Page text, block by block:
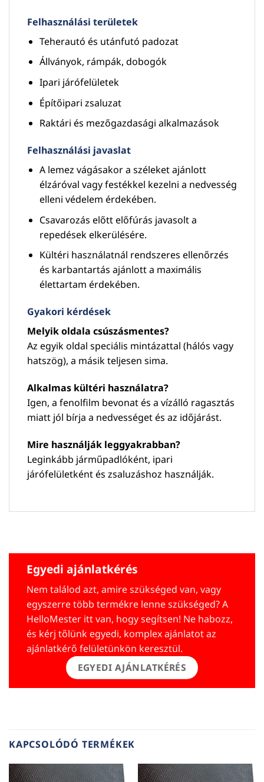
Felhasználási területek
Teherautó és utánfutó padozat
Állványok, rámpák, dobogók
Ipari járófelületek
Építőipari zsaluzat
Raktári és mezőgazdasági alkalmazások
Felhasználási javaslat
A lemez vágásakor a széleket ajánlott
élzáróval vagy festékkel kezelni a nedvesség
elleni védelem érdekében.
Csavarozás előtt előfúrás javasolt a
repedések elkerülésére.
Kültéri használatnál rendszeres ellenőrzés
és karbantartás ajánlott a maximális
élettartam érdekében.
Gyakori kérdések
Melyik oldala csúszásmentes?
Az egyik oldal speciális mintázattal (hálós vagy
hatszög), a másik teljesen sima.
Alkalmas kültéri használatra?
Igen, a fenolfilm bevonat és a vízálló ragasztás
miatt jól bírja a nedvességet és az időjárást.
Mire használják leggyakrabban?
Leginkább járműpadlóként, ipari
járófelületként és zsaluzáshoz használják.
Egyedi ajánlatkérés
Nem találod azt, amire szükséged van, vagy
egyszerre több termékre lenne szükséged? A
HelloMester itt van, hogy segítsen! Ne habozz,
és kérj tőlünk egyedi, komplex ajánlatot az
ajánlatkérő felületünkön keresztül.
EGYEDI AJÁNLATKÉRÉS
KAPCSOLÓDÓ TERMÉKEK